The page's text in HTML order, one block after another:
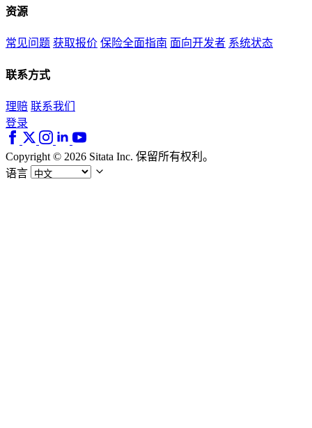
资源
常见问题 获取报价 保险全面指南 面向开发者 系统状态
联系方式
理赔 联系我们
登录
Copyright © 2026 Sitata Inc. 保留所有权利。
语言